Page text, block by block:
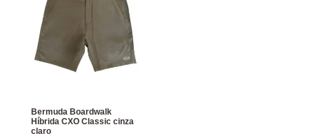
Bermuda Boardwalk
Híbrida CXO Classic cinza
claro